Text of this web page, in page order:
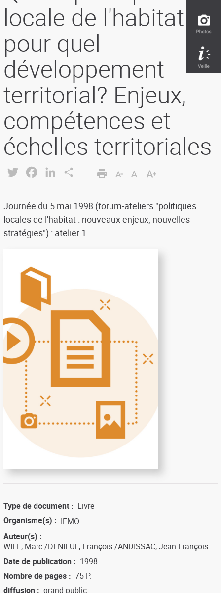
locale de l'habitat
pour quel
développement
territorial? Enjeux,
compétences et
échelles territoriales
Twitter FacebookLinkedIn
Journée du 5 mai 1998 (forum-ateliers "politiques
locales de l'habitat : nouveaux enjeux, nouvelles
stratégies") : atelier 1
Type de document
Livre
Organisme(s)
IFMO
Auteur(s)
WIEL, Marc DENIEUL, François ANDISSAC, Jean-François
Date de publication
1998
Nombre de pages
75 P.
diffusion
grand public